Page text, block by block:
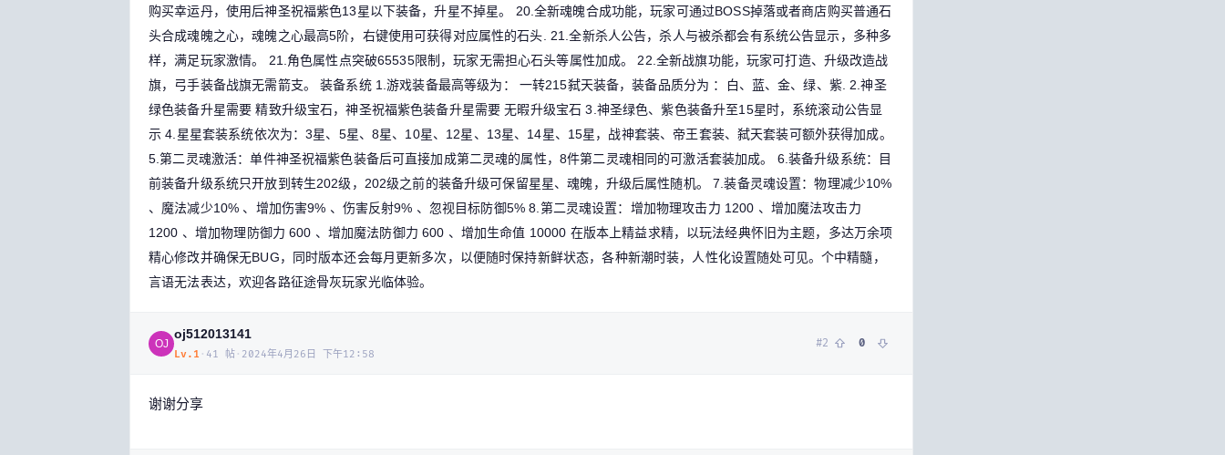
购买幸运丹，使用后神圣祝福紫色13星以下装备，升星不掉星。
20.全新魂魄合成功能，玩家可通过BOSS掉落或者商店购买普通石
头合成魂魄之心，魂魄之心最高5阶，右键使用可获得对应属性的石头.
21.全新杀人公告，杀人与被杀都会有系统公告显示，多种多
样，满足玩家激情。
21.角色属性点突破65535限制，玩家无需担心石头等属性加成。
22.全新战旗功能，玩家可打造、升级改造战
旗，弓手装备战旗无需箭支。
装备系统 1.游戏装备最高等级为： 一转215弑天装备，装备品质分为 ：白、蓝、金、绿、紫. 2.神圣
绿色装备升星需要 精致升级宝石，神圣祝福紫色装备升星需要 无暇升级宝石 3.神圣绿色、紫色装备升至15星时，系统滚动公告显
示 4.星星套装系统依次为：3星、5星、8星、10星、12星、13星、14星、15星，战神套装、帝王套装、弑天套装可额外获得加成。
5.第二灵魂激活：单件神圣祝福紫色装备后可直接加成第二灵魂的属性，8件第二灵魂相同的可激活套装加成。
6.装备升级系统：目
前装备升级系统只开放到转生202级，202级之前的装备升级可保留星星、魂魄，升级后属性随机。
7.装备灵魂设置：物理减少10%
、魔法减少10% 、增加伤害9% 、伤害反射9% 、忽视目标防御5% 8.第二灵魂设置：增加物理攻击力 1200 、增加魔法攻击力
1200 、增加物理防御力 600 、增加魔法防御力 600 、增加生命值 10000 在版本上精益求精，以玩法经典怀旧为主题，多达万余项
精心修改并确保无BUG，同时版本还会每月更新多次，以便随时保持新鲜状态，各种新潮时装，人性化设置随处可见。个中精髓，
言语无法表达，欢迎各路征途骨灰玩家光临体验。
OJ
oj512013141
Lv. 1 · 41 帖 · 2024年4月26日 下午12:58
#2 0
谢谢分享